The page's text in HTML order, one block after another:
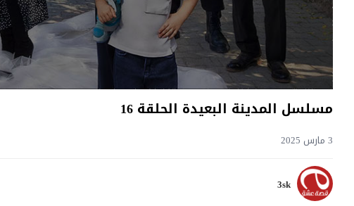
مسلسل المدينة البعيدة الحلقة 16
3 مارس 2025
3sk